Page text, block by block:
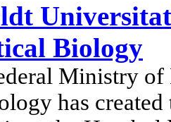
Biology
Ministry of
has